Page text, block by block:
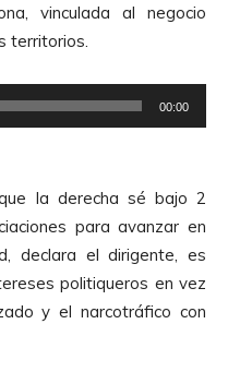
vinculada al negocio
territorios.
00:00
la derecha sé bajo 2
para avanzar en
declara el dirigente, es
politiqueros en vez
y el narcotráfico con